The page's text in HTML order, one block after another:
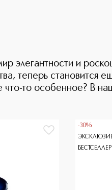
элегантности и
теперь
то особенное? В
-30%
БЕСТСЕЛЛЕР